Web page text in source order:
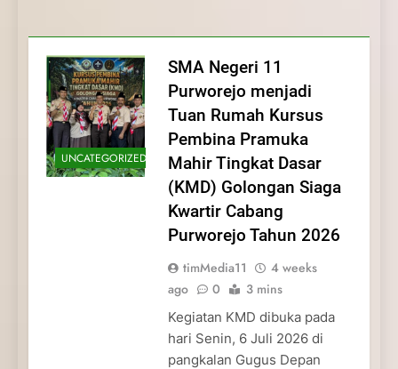
dan Pengabdian Generasi
Pramuka
Pramuka
Kepedulian
UNCATEGORIZED
SMA Negeri 11
Purworejo menjadi
Tuan Rumah Kursus
Pembina Pramuka
Mahir Tingkat Dasar
(KMD) Golongan Siaga
Kwartir Cabang
Purworejo Tahun 2026
timMedia11
4 weeks
ago
0 3 mins
Kegiatan KMD dibuka pada
hari Senin, 6 Juli 2026 di
pangkalan Gugus Depan